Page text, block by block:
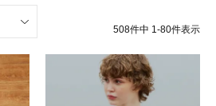
508件中 1 -80件表示